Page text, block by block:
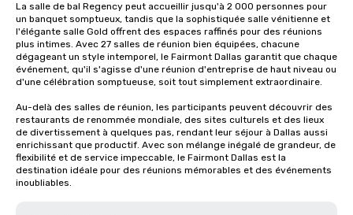
La salle de bal Regency peut accueillir jusqu'à 2 000 personnes pour
un banquet somptueux, tandis que la sophistiquée salle vénitienne et
l'élégante salle Gold offrent des espaces raffinés pour des réunions
plus intimes. Avec 27 salles de réunion bien équipées, chacune
dégageant un style intemporel, le Fairmont Dallas garantit que chaque
événement, qu'il s'agisse d'une réunion d'entreprise de haut niveau ou
d'une célébration somptueuse, soit tout simplement extraordinaire.
Au-delà des salles de réunion, les participants peuvent découvrir des
restaurants de renommée mondiale, des sites culturels et des lieux
de divertissement à quelques pas, rendant leur séjour à Dallas aussi
enrichissant que productif. Avec son mélange inégalé de grandeur, de
flexibilité et de service impeccable, le Fairmont Dallas est la
destination idéale pour des réunions mémorables et des événements
inoubliables.